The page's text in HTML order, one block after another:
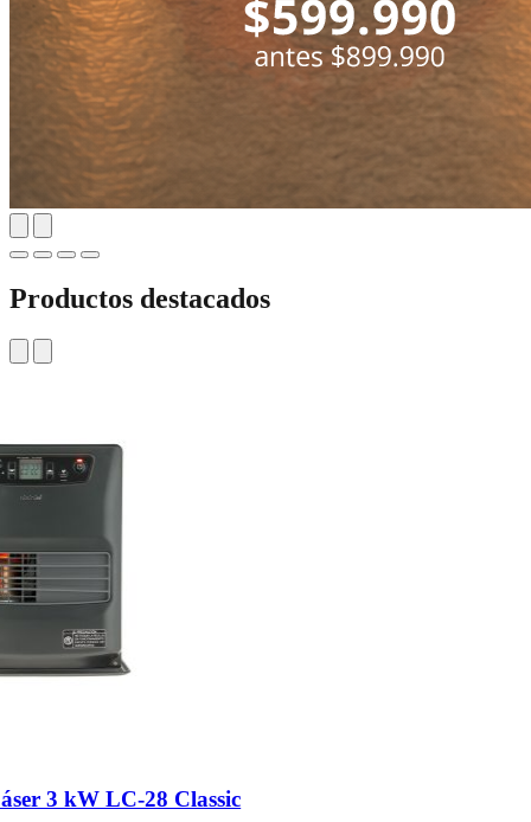
Productos destacados
3 kW LC-28 Classic